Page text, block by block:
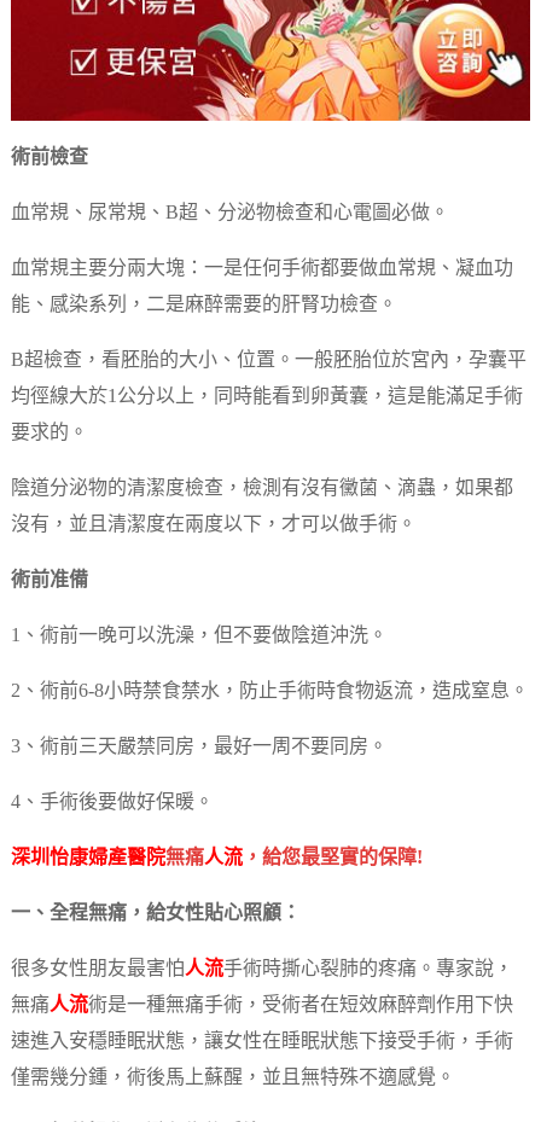
術前檢查
血常規、尿常規、B超、分泌物檢查和心電圖必做。
血常規主要分兩大塊：一是任何手術都要做血常規、凝血功
能、感染系列，二是麻醉需要的肝腎功檢查。
B超檢查，看胚胎的大小、位置。一般胚胎位於宮內，孕囊平
均徑線大於1公分以上，同時能看到卵黃囊，這是能滿足手術
要求的。
陰道分泌物的清潔度檢查，檢測有沒有黴菌、滴蟲，如果都
沒有，並且清潔度在兩度以下，才可以做手術。
術前准備
1、術前一晚可以洗澡，但不要做陰道沖洗。
2、術前6-8小時禁食禁水，防止手術時食物返流，造成窒息。
3、術前三天嚴禁同房，最好一周不要同房。
4、手術後要做好保暖。
深圳怡康婦產醫院無痛人流，給您最堅實的保障!
一、全程無痛，給女性貼心照顧：
很多女性朋友最害怕人流手術時撕心裂肺的疼痛。專家說，
無痛人流術是一種無痛手術，受術者在短效麻醉劑作用下快
速進入安穩睡眠狀態，讓女性在睡眠狀態下接受手術，手術
僅需幾分鍾，術後馬上蘇醒，並且無特殊不適感覺。